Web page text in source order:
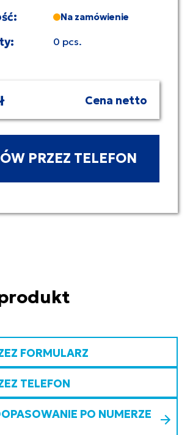
Na zamówienie
0 pcs.
Cena netto
PRZEZ TELEFON
FORMULARZ
TELEFON
PO NUMERZE